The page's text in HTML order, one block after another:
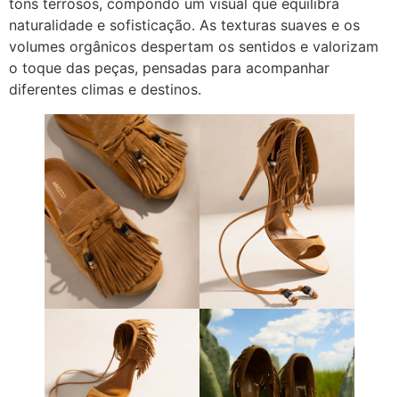
tons terrosos, compondo um visual que equilibra
naturalidade e sofisticação. As texturas suaves e os
volumes orgânicos despertam os sentidos e valorizam
o toque das peças, pensadas para acompanhar
diferentes climas e destinos.